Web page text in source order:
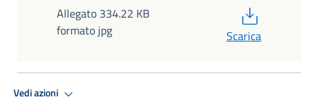
Allegato 334.22 KB
formato jpg
Scarica
Vedi azioni